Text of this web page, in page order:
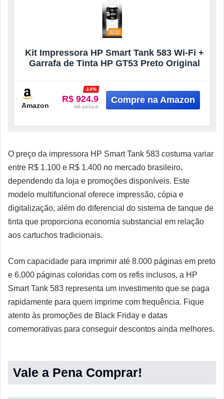
Kit Impressora HP Smart Tank 583 Wi-Fi +
Garrafa de Tinta HP GT53 Preto Original
Amazon
R$ 924.9
-14%
R$ 1071.9
O preço da impressora HP Smart Tank 583 costuma variar
entre R$ 1.100 e R$ 1.400 no mercado brasileiro,
dependendo da loja e promoções disponíveis. Este
modelo multifuncional oferece impressão, cópia e
digitalização, além do diferencial do sistema de tanque de
tinta que proporciona economia substancial em relação
aos cartuchos tradicionais.
Com capacidade para imprimir até 8.000 páginas em preto
e 6.000 páginas coloridas com os refis inclusos, a HP
Smart Tank 583 representa um investimento que se paga
rapidamente para quem imprime com frequência. Fique
atento às promoções de Black Friday e datas
comemorativas para conseguir descontos ainda melhores.
Vale a Pena Comprar!